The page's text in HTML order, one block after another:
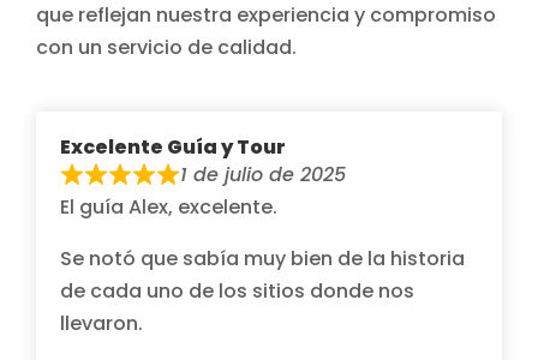
que reflejan nuestra experiencia y compromiso
con un servicio de calidad.
Excelente Guía y Tour
1 de julio de 2025
El guía Alex, excelente.
Se notó que sabía muy bien de la historia
de cada uno de los sitios donde nos
llevaron.